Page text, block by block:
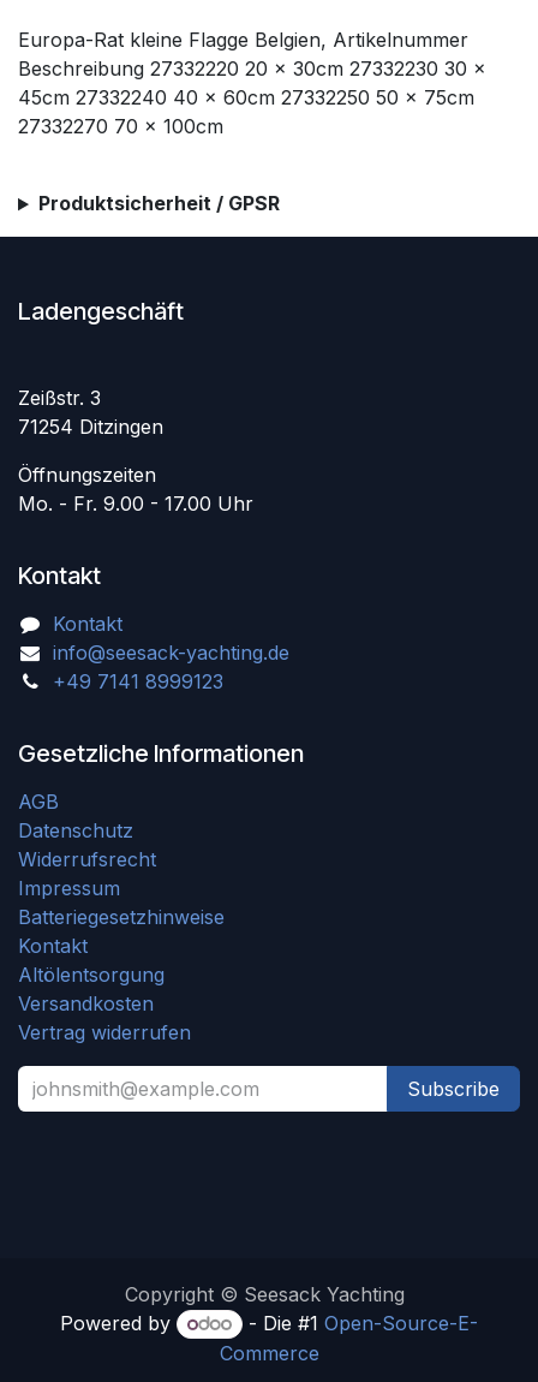
Europa-Rat kleine Flagge Belgien, Artikelnummer
Beschreibung 27332220 20 x 30cm 27332230 30 x
45cm 27332240 40 x 60cm 27332250 50 x 75cm
27332270 70 x 100cm
Produktsicherheit / GPSR
Ladengeschäft
Zeißstr. 3
71254 Ditzingen
Öffnungszeiten
Mo. - Fr. 9.00 - 17.00 Uhr
Kontakt
Kontakt
info@seesack-yachting.de
+49 7141 8999123
Gesetzliche Informationen
AGB
Datenschutz
Widerrufsrecht
Impressum
Batteriegesetzhinweise
Kontakt
Altölentsorgung
Versandkosten
Vertrag widerrufen
Subscribe
Copyright © Seesack Yachting
Powered by
- Die #1 Open-Source-E-
Commerce